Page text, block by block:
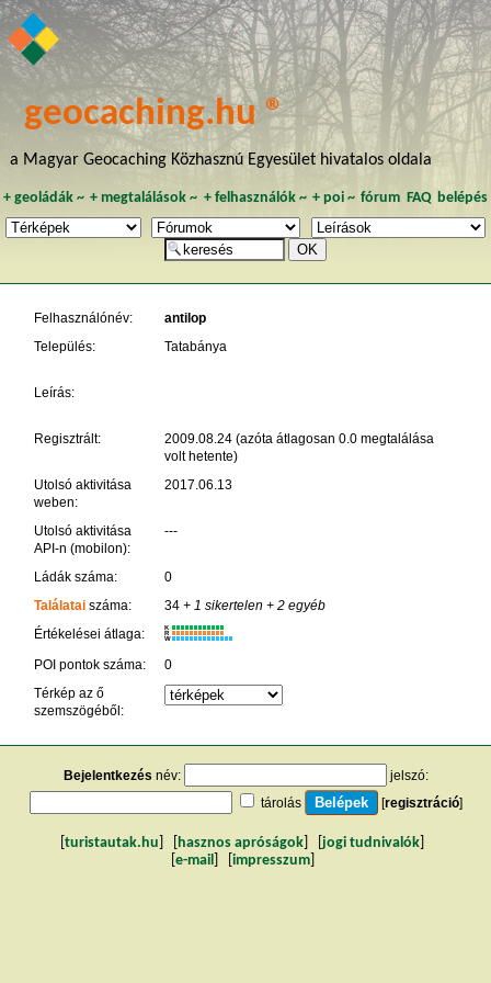
geocaching.hu ®
a Magyar Geocaching Közhasznú Egyesület hivatalos oldala
+ geoládák~ +megtalálások ~ + felhasználók~ + poi~ fórum FAQ belépés
Felhasználónév:
antilop
Település:
Tatabánya
Leírás:
Regisztrált:
2009.08.24 (azóta átlagosan 0.0 megtalálása
volt hetente)
Utolsó aktivitása
weben:
2017.06.13
Utolsó aktivitása
API-n (mobilon):
---
Ládák száma:
0
Találataiszáma: 34+ 1 sikertelen + 2 egyéb
Értékelései átlaga:
K
R
W
POI pontok száma:
0
Térkép az ő
szemszögéből:
Bejelentkezés név:
jelszó:
tárolás
[regisztráció]
turistautak.hu hasznos apróságok jogi tudnivalók
e-mail impresszum]